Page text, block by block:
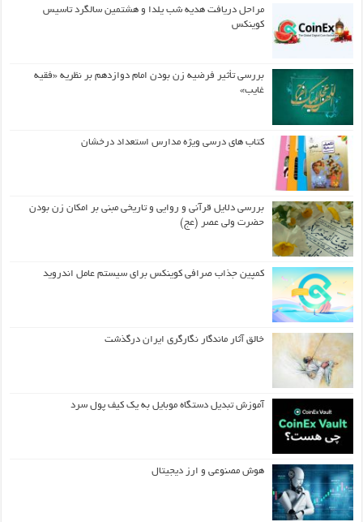
مراحل دریافت هدیه شب یلدا و هشتمین سالگرد تاسیس
کوینکس
بررسی تأثیر فرضیه زن بودن امام دوازدهم بر نظریه «فقیه
غایب»
کتاب های درسی ویژه مدارس استعداد درخشان
بررسی دلایل قرآنی و روایی و تاریخی مبنی بر امکان زن بودن
حضرت ولی عصر (عج)
کمپین جذاب صرافی کوینکس برای سیستم عامل اندروید
خالق آثار ماندگار نگارگری ایران درگذشت
آموزش تبدیل دستگاه موبایل به یک کیف‌ پول سرد
هوش مصنوعی و ارز دیجیتال